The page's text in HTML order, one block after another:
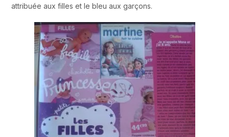
attribuée aux filles et le bleu aux garçons.